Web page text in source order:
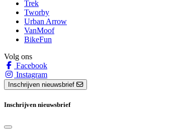
Trek
Tworby
Urban Arrow
VanMoof
BikeFun
Volg ons
Facebook
Instagram
Inschrijven nieuwsbrief
Inschrijven nieuwsbrief